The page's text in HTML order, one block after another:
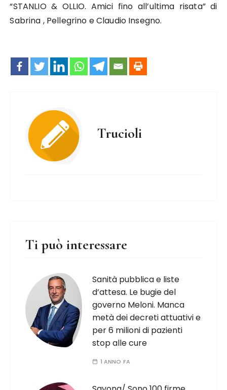
“STANLIO & OLLIO. Amici fino all’ultima risata” di
Sabrina , Pellegrino e Claudio Insegno.
Trucioli
Ti può interessare
Sanità pubblica e liste
d’attesa. Le bugie del
governo Meloni. Manca
metà dei decreti attuativi e
per 6 milioni di pazienti
stop alle cure
1 ANNO FA